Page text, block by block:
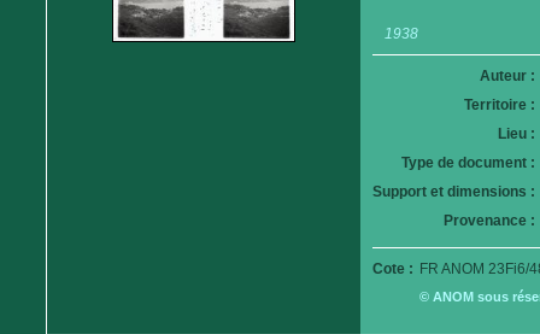
1938
Auteur :
Territoire :
Lieu :
Type de document :
Support et dimensions :
Provenance :
Cote : FR ANOM 23Fi6/
© ANOM sous